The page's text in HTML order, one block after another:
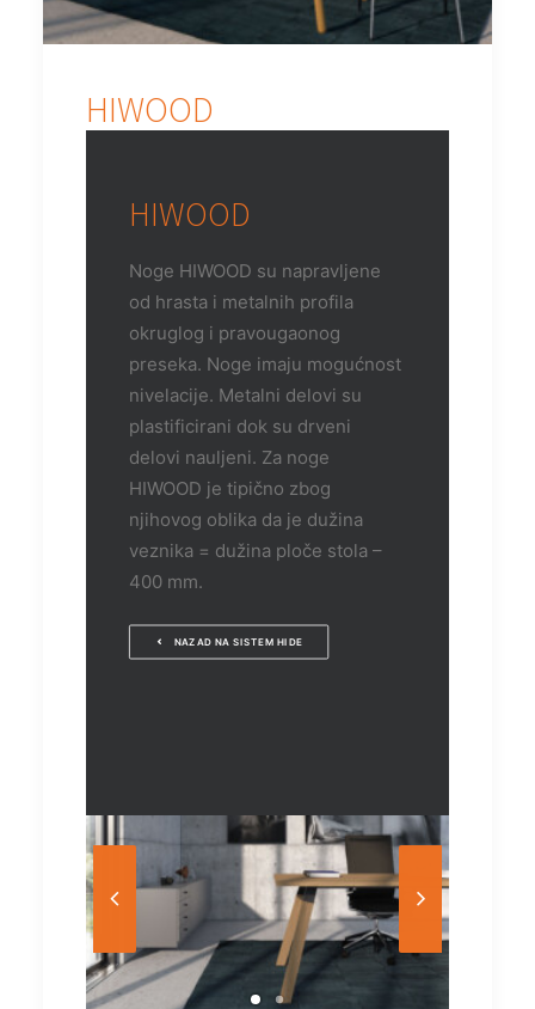
HIWOOD
HIWOOD
Noge HIWOOD su napravljene
od hrasta i metalnih profila
okruglog i pravougaonog
preseka. Noge imaju mogućnost
nivelacije. Metalni delovi su
plastificirani dok su drveni
delovi nauljeni. Za noge
HIWOOD je tipično zbog
njihovog oblika da je dužina
veznika = dužina ploče stola –
400 mm.
NAZAD NA SISTEM HIDE